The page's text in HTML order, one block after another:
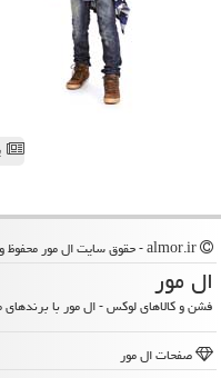
ال مور
فشن و کالاهای لوکس - ال مور با
صفحات ال مور